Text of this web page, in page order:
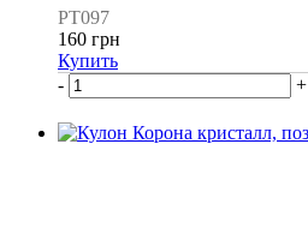
PT097
160 грн
Купить
-
+